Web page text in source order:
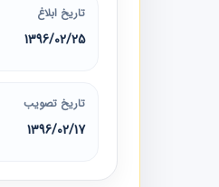
تاریخ ابلاغ
1396/02/25
تاریخ تصویب
1396/02/17